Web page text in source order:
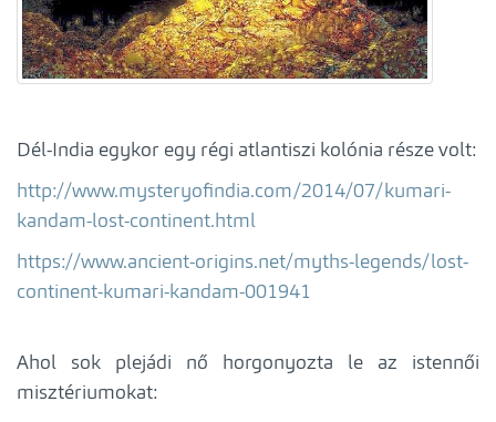
Dél-India egykor egy régi atlantiszi kolónia része volt:
http://www.mysteryofindia.com/2014/07/kumari-
kandam-lost-continent.html
https://www.ancient-origins.net/myths-legends/lost-
continent-kumari-kandam-001941
Ahol sok plejádi nő horgonyozta le az istennői
misztériumokat: